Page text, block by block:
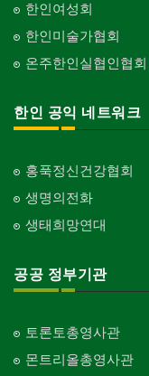
Organization-
교회-장로교회
Church-Presbyterian
Church-United
Church-7th Day
교회-씨 앤 엠에이
Church-C & MA
Church-Full Gospel
Church-Evangelical
한인여성회
한인미술가협회
온주한인실협인협회
한인 공익 네트워크
홍푹정신건강협회
생명의전화
생태희망연대
공공 정부기관
토론토총영사관
몬트리올총영사관